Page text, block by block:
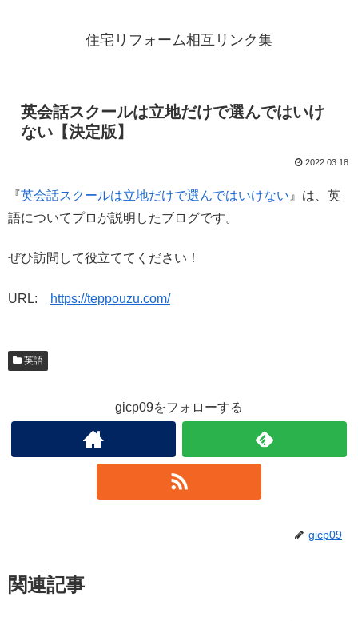
住宅リフォーム相互リンク集
英会話スクールは立地だけで選んではいけ
ない【決定版】
2022.03.18
『英会話スクールは立地だけで選んではいけない 』は、英
語についてプロが説明したブログです。
ぜひ訪問して役立ててください！
URL: https://teppouzu.com/
英語
gicp09をフォローする
gicp09
関連記事